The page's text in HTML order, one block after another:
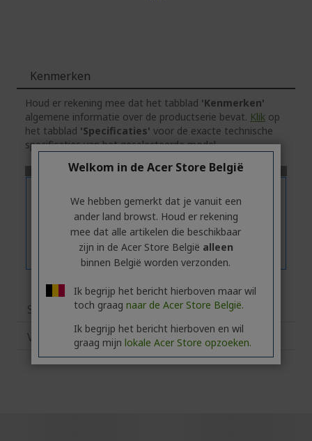
Kenmerken
Houd er rekening mee dat het tabblad 'Kenmerken'
algemene informatie over de productserie bevat. Klik op
het tabblad 'Specificaties' voor de exacte technische
specificaties van het geselecteerde model.
Specificaties
Verwante producten
Welkom in de Acer Store België
We hebben gemerkt dat je vanuit een
ander land browst. Houd er rekening
mee dat alle artikelen die beschikbaar
zijn in de Acer Store België alleen
binnen België worden verzonden.
Ik begrijp het bericht hierboven maar wil
toch graag naar de Acer Store België.
Ik begrijp het bericht hierboven en wil
graag mijn lokale Acer Store opzoeken.